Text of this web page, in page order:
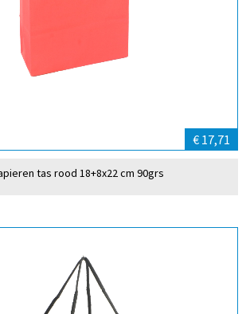
€ 17,71
tas rood 18+8x22 cm 90grs